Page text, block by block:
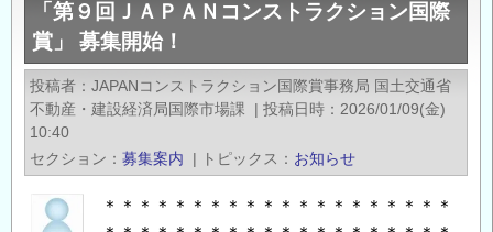
ず
「第９回ＪＡＰＡＮコンストラクション国際
賞」 募集開始！
投稿者
JAPANコンストラクション国際賞事務局 国土交通省
不動産・建設経済局国際市場課
| 投稿日時
2026/01/09(金)
10:40
セクション
募集案内 | トピックス お知らせ
＊＊＊＊＊＊＊＊＊＊＊＊＊＊＊＊＊＊＊＊